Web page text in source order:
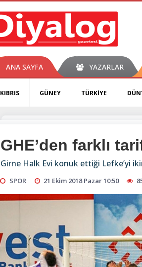
ANA SAYFA YAZARLAR
KIBRIS GÜNEY TÜRKİYE
GHE’den farklı
Girne Halk Evi konuk ettiği Lefke’yi
SPOR 21 Ekim 2018 Pazar 10:50